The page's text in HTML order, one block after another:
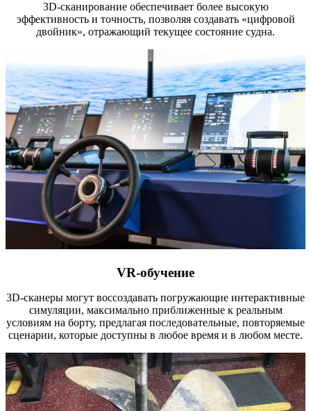
3D-сканирование обеспечивает более высокую
эффективность и точность, позволяя создавать «цифровой
двойник», отражающий текущее состояние судна.
VR-обучение
3D-сканеры могут воссоздавать погружающие интерактивные
симуляции, максимально приближенные к реальным
условиям на борту, предлагая последовательные, повторяемые
сценарии, которые доступны в любое время и в любом месте.